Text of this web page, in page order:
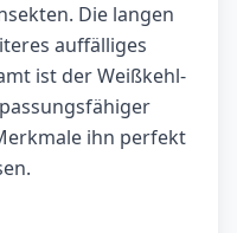
Die langen
auffälliges
ist der Weißkehl-
ihn perfekt